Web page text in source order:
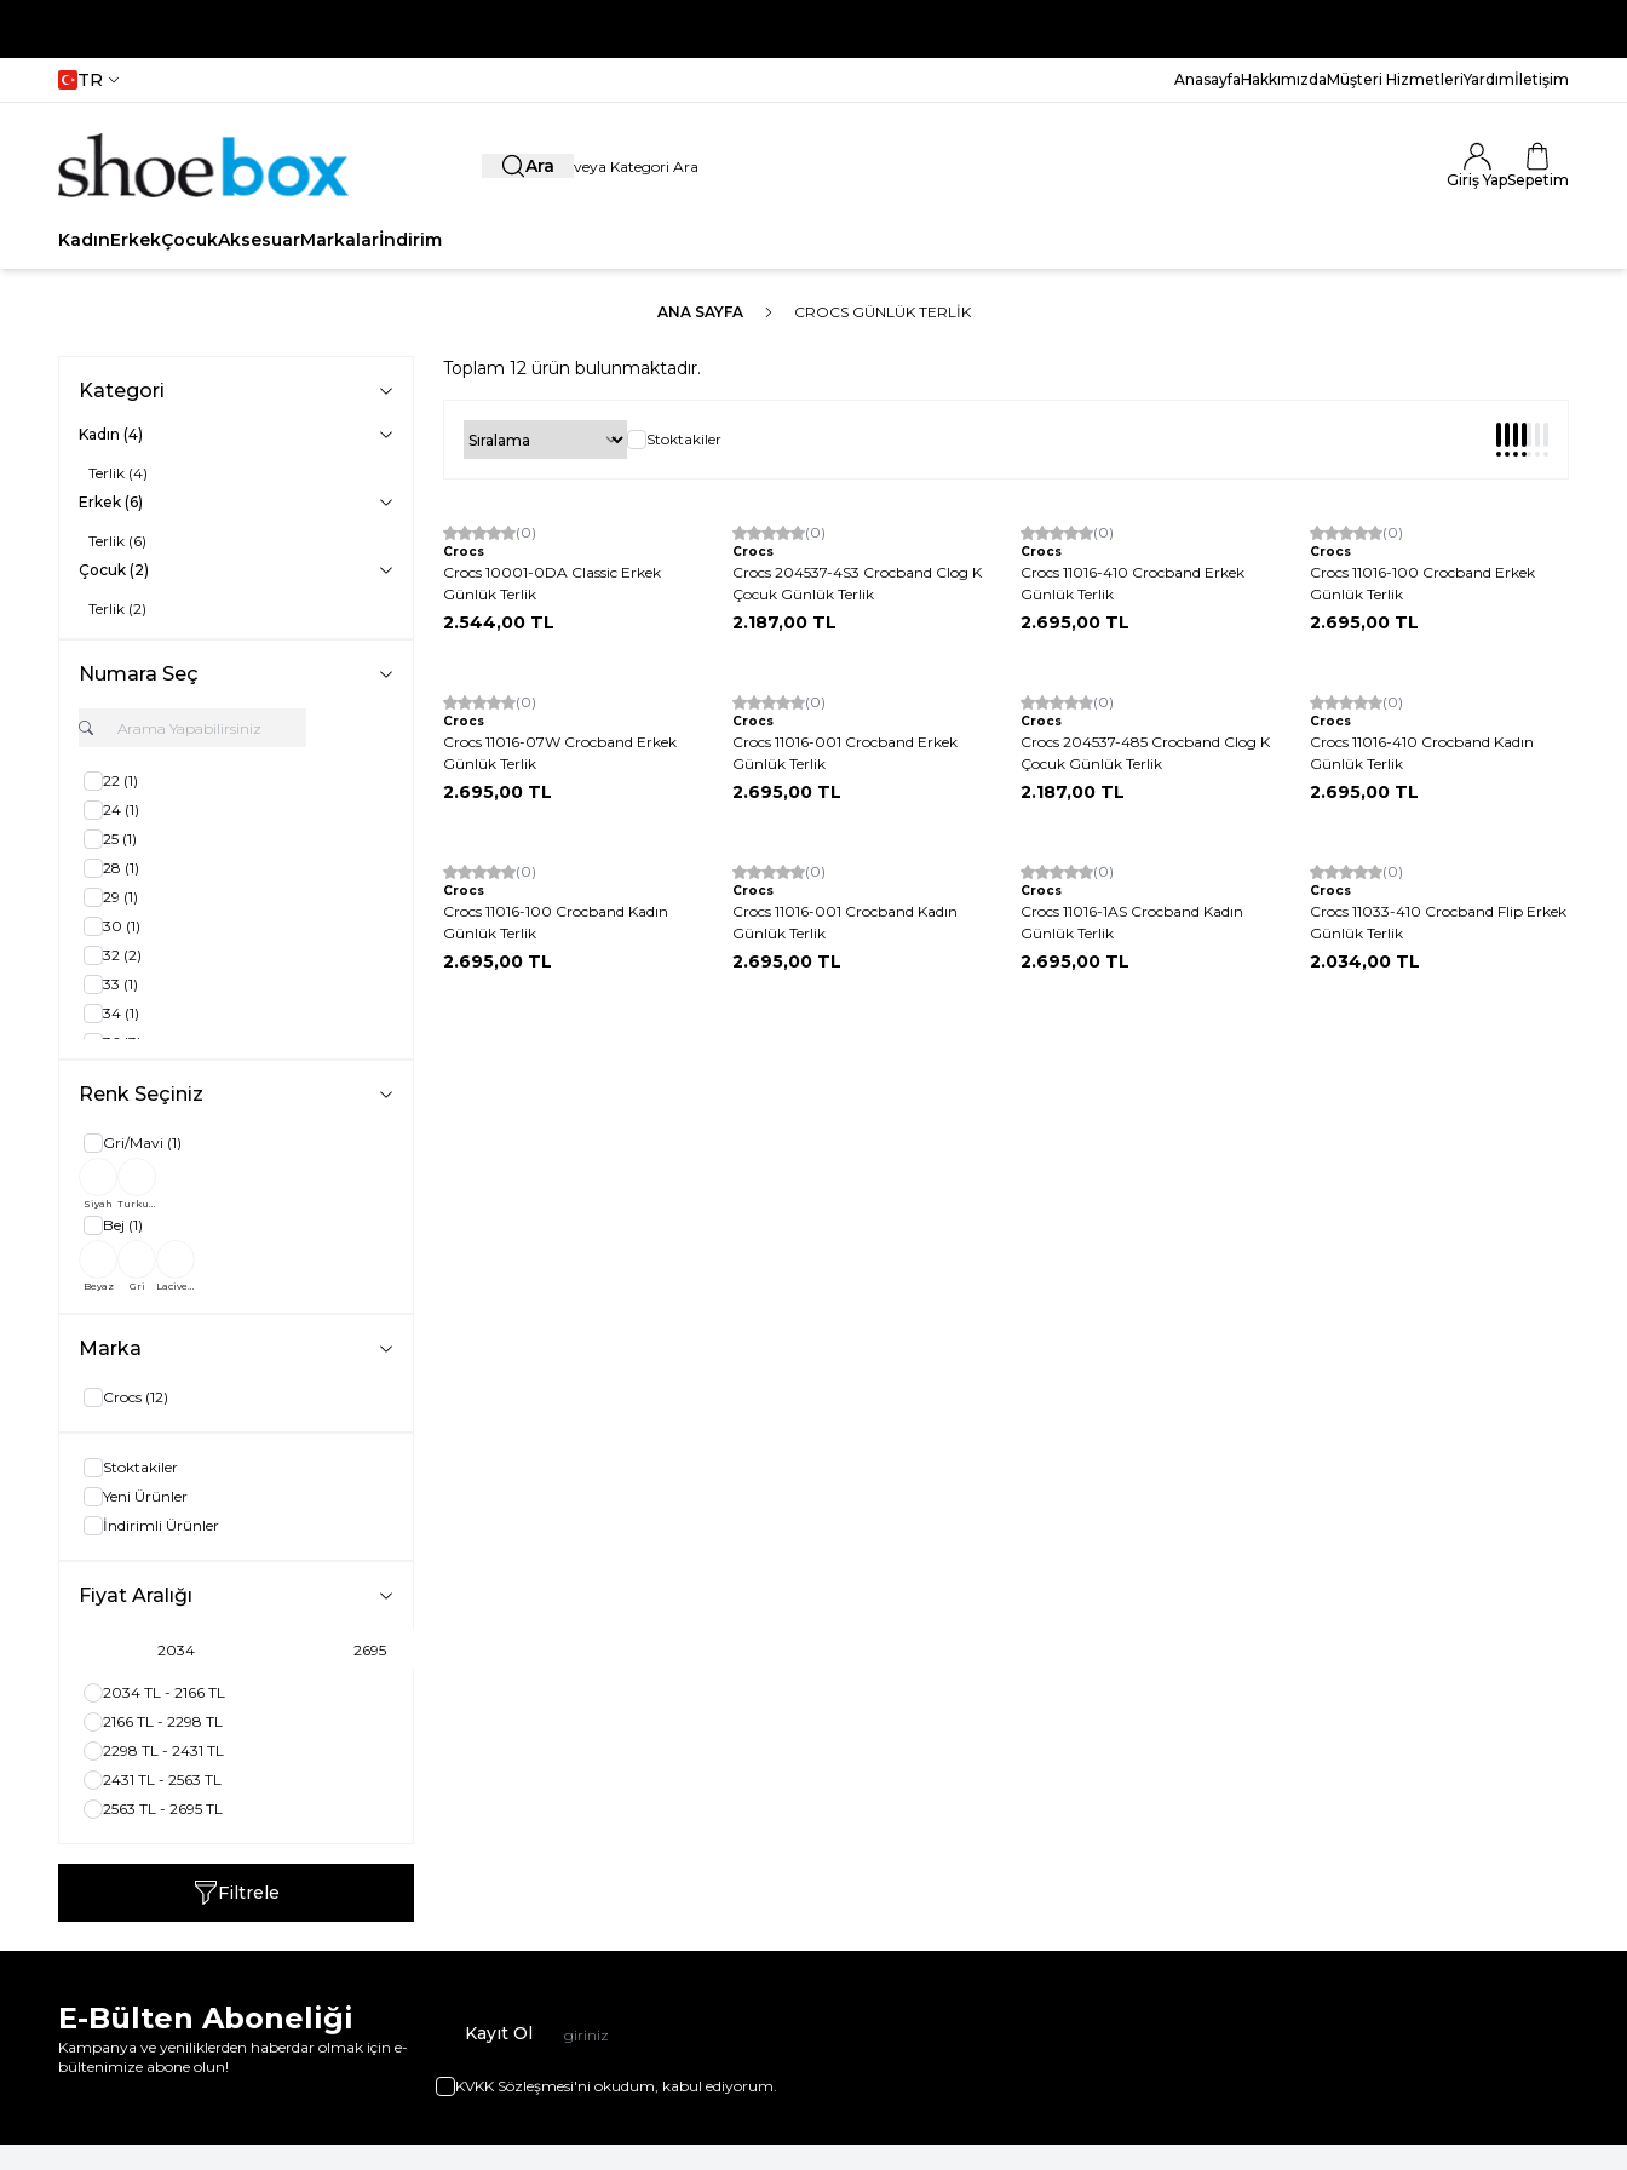
TR AnasayfaHakkımızdaMüşteri HizmetleriYardımİletişim
Ara
Giriş YapSepetim
KadınErkekÇocukAksesuarMarkalarİndirim
ANA SAYFA CROCS GÜNLÜK TERLIK
Kategori
Kadın (4)
Terlik (4)
Erkek (6)
Terlik (6)
Çocuk (2)
Terlik (2)
Numara Seç
22 (1)
24 (1)
25 (1)
28 (1)
29 (1)
30 (1)
32 (2)
33 (1)
34 (1)
36 (3)
38(4)
43 (5)
Renk Seçiniz
Gri/Mavi (1)
Siyah Turkuaz
Bej (1)
Beyaz Gri Lacivert
Marka
Crocs (12)
Stoktakiler
Yeni Ürünler
İndirimli Ürünler
Fiyat Aralığı
2034 TL - 2166 TL
2166 TL - 2298 TL
2298 TL - 2431 TL
2431 TL - 2563 TL
2563 TL - 2695 TL
Filtrele
Toplam 12 ürün bulunmaktadır.
Stoktakiler
Yeni (0)
Crocs
Crocs 10001-0DA Classic Erkek
Günlük Terlik
2.544,00 TL
Yeni (0)
Crocs
Crocs 204537-4S3 Crocband Clog K
Çocuk Günlük Terlik
2.187,00TL
Yeni (0)
Crocs
Crocs 11016-410 Crocband Erkek
Günlük Terlik
2.695,00 TL
Yeni (0)
Crocs
Crocs 11016-100 Crocband Erkek
Günlük Terlik
2.695,00TL
Yeni (0)
Crocs
Crocs 11016-07W Crocband Erkek
Günlük Terlik
2.695,00 TL
Yeni (0)
Crocs
Crocs 11016-001 Crocband Erkek
Günlük Terlik
2.695,00TL
Yeni (0)
Crocs
Crocs 204537-485 Crocband Clog K
Çocuk Günlük Terlik
2.187,00 TL
Yeni (0)
Crocs
Crocs 11016-410 Crocband Kadın
Günlük Terlik
2.695,00TL
Yeni (0)
Crocs
Crocs 11016-100 Crocband Kadın
Günlük Terlik
2.695,00 TL
Yeni (0)
Crocs
Crocs 11016-001 Crocband Kadın
Günlük Terlik
2.695,00TL
Yeni (0)
Crocs
Crocs 11016-1AS Crocband Kadın
Günlük Terlik
2.695,00 TL
Yeni (0)
Crocs
Crocs 11033-410 Crocband Flip Erkek
Günlük Terlik
2.034,00TL
E-Bülten Aboneliği
Kampanya ve yeniliklerden haberdar olmak için e-
bültenimize abone olun!
Kayıt Ol
KVKK Sözleşmesi'ni okudum, kabul ediyorum.